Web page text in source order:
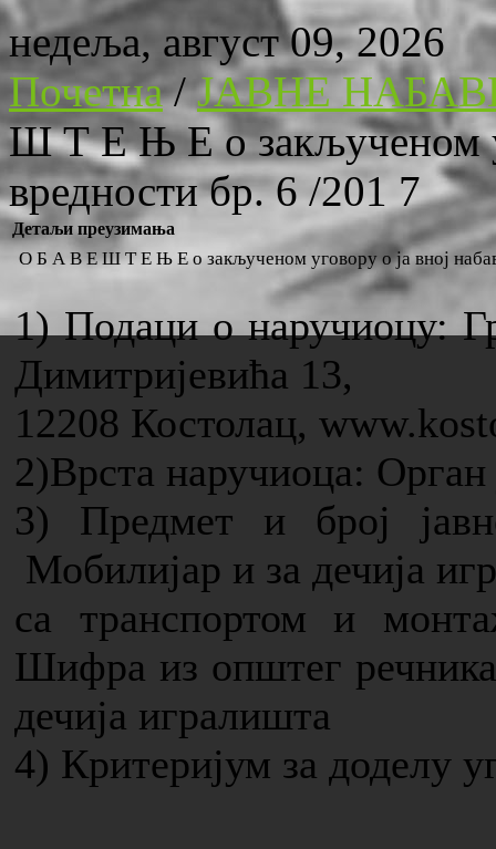
недеља, август 09, 2026
Почетна/ЈАВНЕ
Ш Т Е Њ Е о закљученом
вредности бр. 6 /201 7
Детаљи преузимања
О Б А В Е Ш Т Е Њ Е о закљученом уговору о ја вној
1) Подаци о наручиоцу:
Димитријевића 13,
12208 Костолац,
2)Врста наручиоца: Орган
3) Предмет и број
Мобилијар и за дечија
са транспортом и
Шифра из општег
дечија игралишта
4) Критеријум за доделу